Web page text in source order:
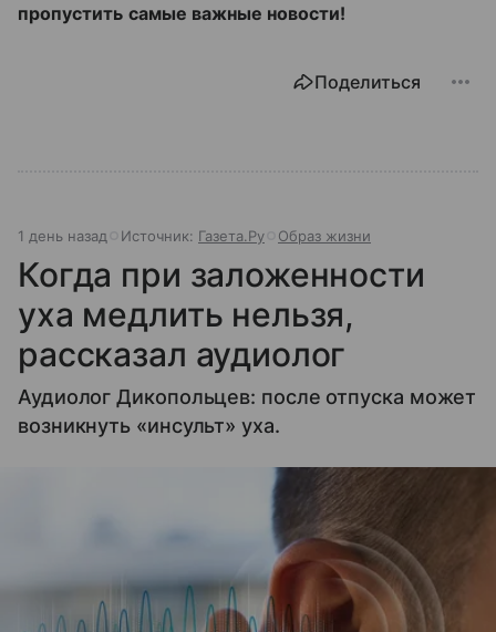
пропустить самые важные новости!
Поделиться
1 день назад Источник: Газета.Ру Образ жизни
Когда при заложенности
уха медлить нельзя,
рассказал аудиолог
Аудиолог Дикопольцев: после отпуска может
возникнуть «инсульт» уха.